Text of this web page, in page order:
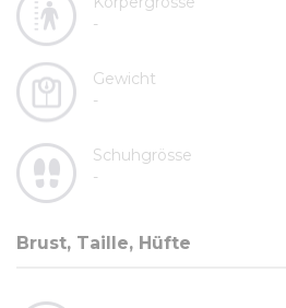
-
Gewicht
-
Schuhgrösse
-
Brust, Taille, Hüfte